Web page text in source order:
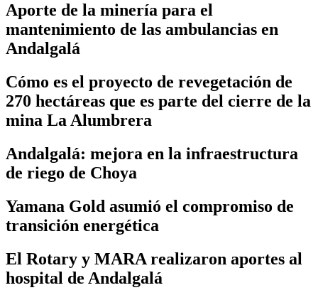
Aporte de la minería para el
mantenimiento de las ambulancias en
Andalgalá
Cómo es el proyecto de revegetación de
270 hectáreas que es parte del cierre de la
mina La Alumbrera
Andalgalá: mejora en la infraestructura
de riego de Choya
Yamana Gold asumió el compromiso de
transición energética
El Rotary y MARA realizaron aportes al
hospital de Andalgalá